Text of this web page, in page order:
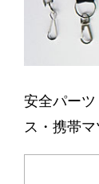
安全パー
ス・携帯